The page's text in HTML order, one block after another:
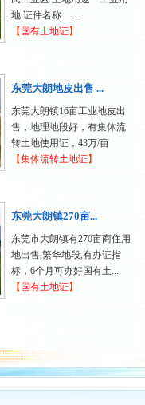
地 证件名称 ...
【 国有土地证】
东莞大朗地皮出售 ...
东莞大朗镇16亩工业地皮出
售，地理地段好，有集体流
转土地使用证，43万/亩
【集体流转土地证】
东莞大朗镇270亩...
东莞市大朗镇有270亩商住用
地出售,繁华地段,有办证指
标，6个月可办好国有土...
【 国有土地证】